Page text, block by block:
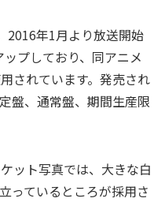
2016年1月より放送開始
プしており、同アニメ
されています。発売され
盤、通常盤、期間生産限
ット写真では、大きな白
っているところが採用さ